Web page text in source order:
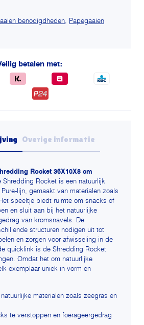
benodigdheden, Papegaaien
betalen met:
Overige informatie
Rocket 36X10X8 cm
Shredding Rocket is een natuurlijk
lijn, gemaakt van materialen zoals
speeltje biedt ruimte om snacks of
en sluit aan bij het natuurlijke
van kromsnavels. De
structuren nodigen uit tot
en zorgen voor afwisseling in de
quicklink is de Shredding Rocket
Omdat het om natuurlijke
exemplaar uniek in vorm en
materialen zoals zeegras en
te verstoppen en foerageergedrag